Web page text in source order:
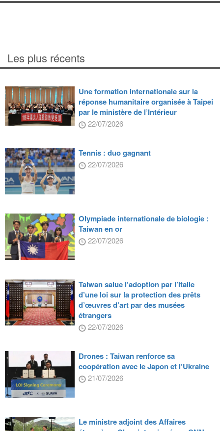
Les plus récents
Une formation internationale sur la
réponse humanitaire organisée à Taipei
par le ministère de l’Intérieur
22/07/2026
Tennis : duo gagnant
22/07/2026
Olympiade internationale de biologie :
Taiwan en or
22/07/2026
Taiwan salue l’adoption par l’Italie
d’une loi sur la protection des prêts
d’œuvres d’art par des musées
étrangers
22/07/2026
Drones : Taiwan renforce sa
coopération avec le Japon et l’Ukraine
21/07/2026
Le ministre adjoint des Affaires